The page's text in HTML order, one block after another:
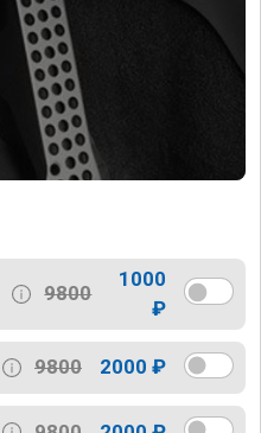
9800
1000
₽
9800 2000 ₽